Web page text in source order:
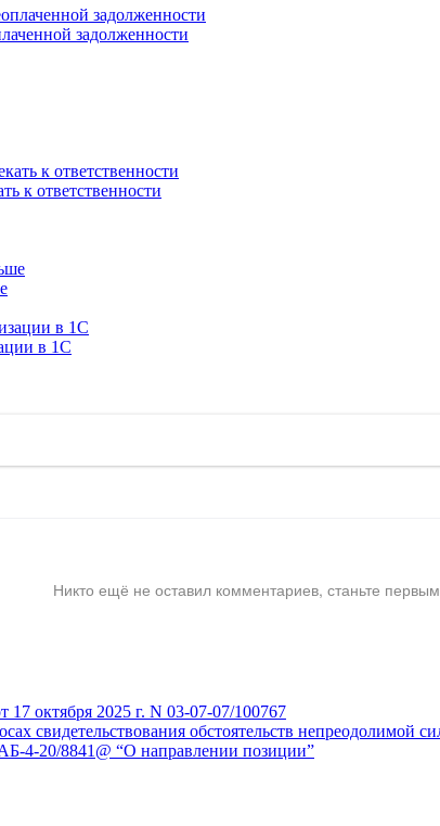
задолженности
к ответственности
в 1C
Никто ещё не оставил комментариев, станьте
октября 2025 г. N 03-07-07/100767
свидетельствования обстоятельств непреодолимой
4-20/8841@ “О направлении позиции”